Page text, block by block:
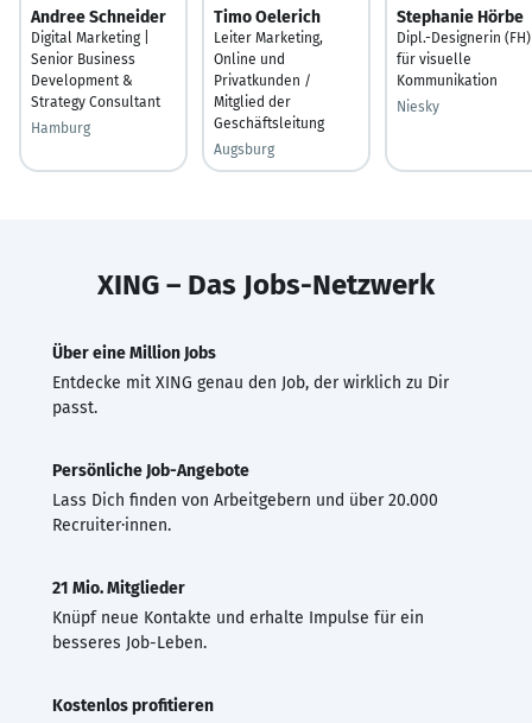
Andree Schneider
Digital Marketing |
Senior Business
Development &
Strategy Consultant
Hamburg
Timo Oelerich
Leiter Marketing,
Online und
Privatkunden /
Mitglied der
Geschäftsleitung
Augsburg
Stephanie Hörbe
Dipl.-Designerin (FH)
für visuelle
Kommunikation
Niesky
XING – Das Jobs-Netzwerk
Über eine Million Jobs
Entdecke mit XING genau den Job, der wirklich zu Dir
passt.
Persönliche Job-Angebote
Lass Dich finden von Arbeitgebern und über 20.000
Recruiter·innen.
21 Mio. Mitglieder
Knüpf neue Kontakte und erhalte Impulse für ein
besseres Job-Leben.
Kostenlos profitieren